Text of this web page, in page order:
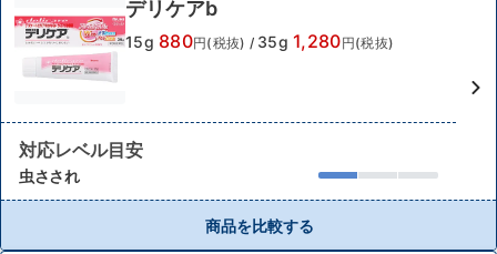
デリケアb
15g 880円(税抜) / 35g 1,280円(税抜)
対応レベル目安
虫さされ
商品を比較する